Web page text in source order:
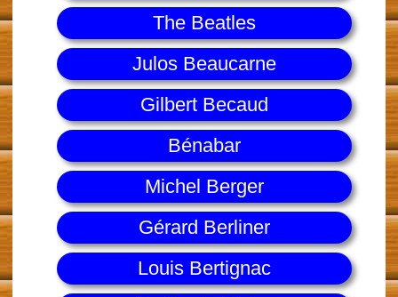
The Beatles
Julos Beaucarne
Gilbert Becaud
Bénabar
Michel Berger
Gérard Berliner
Louis Bertignac